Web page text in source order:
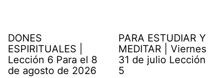
DONES
ESPIRITUALES |
Lección 6 Para el 8
de agosto de 2026
PARA ESTUDIAR Y
MEDITAR | Viernes
31 de julio Lección
5